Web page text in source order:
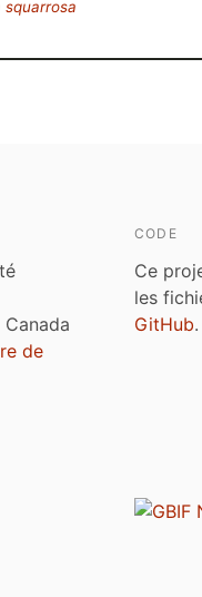
squarrosa
Canada
de
CODE
Ce
les
GitHub.